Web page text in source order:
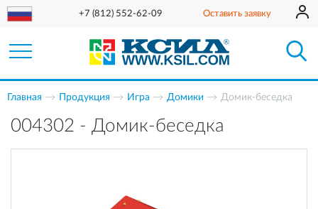
+7 (812) 552-62-09 Оставить заявку
Главная Продукция Игра Домики Домик-беседка
004302 - Домик-беседка